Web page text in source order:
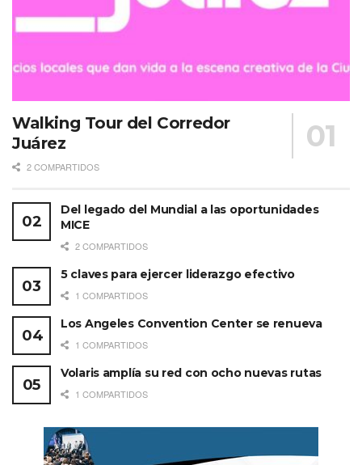
Walking Tour del Corredor
Juárez
2 COMPARTIDOS
Del legado del Mundial a las oportunidades
MICE
2 COMPARTIDOS
5 claves para ejercer liderazgo efectivo
1 COMPARTIDOS
Los Angeles Convention Center se renueva
1 COMPARTIDOS
Volaris amplía su red con ocho nuevas rutas
1 COMPARTIDOS